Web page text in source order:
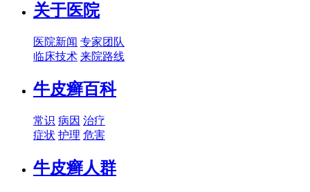
关于医院
医院新闻 专家团队
临床技术 来院路线
牛皮癣百科
常识 病因 治疗
症状 护理 危害
牛皮癣人群